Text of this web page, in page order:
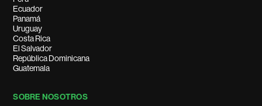
Ecuador
Panamá
Uruguay
Costa Rica
El Salvador
República Dominicana
Guatemala
SOBRE NOSOTROS